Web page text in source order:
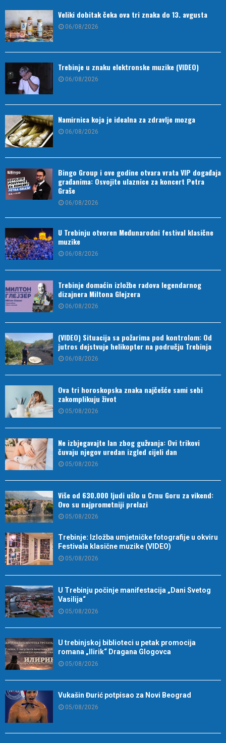
Veliki dobitak čeka ova tri znaka do 13. avgusta
06/08/2026
Trebinje u znaku elektronske muzike (VIDEO)
06/08/2026
Namirnica koja je idealna za zdravlje mozga
06/08/2026
Bingo Group i ove godine otvara vrata VIP događaja
građanima: Osvojite ulaznice za koncert Petra
Graše
06/08/2026
U Trebinju otvoren Međunarodni festival klasične
muzike
06/08/2026
Trebinje domaćin izložbe radova legendarnog
dizajnera Miltona Glejzera
06/08/2026
(VIDEO) Situacija sa požarima pod kontrolom: Od
jutros dejstvuje helikopter na području Trebinja
06/08/2026
Ova tri horoskopska znaka najčešće sami sebi
zakomplikuju život
05/08/2026
Ne izbjegavajte lan zbog gužvanja: Ovi trikovi
čuvaju njegov uredan izgled cijeli dan
05/08/2026
Više od 630.000 ljudi ušlo u Crnu Goru za vikend:
Ovo su najprometniji prelazi
05/08/2026
Trebinje: Izložba umjetničke fotografije u okviru
Festivala klasične muzike (VIDEO)
05/08/2026
U Trebinju počinje manifestacija „Dani Svetog
Vasilija“
05/08/2026
U trebinjskoj biblioteci u petak promocija
romana „Ilirik“ Dragana Glogovca
05/08/2026
Vukašin Đurić potpisao za Novi Beograd
05/08/2026